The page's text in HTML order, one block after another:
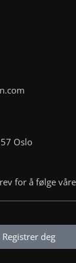
Oslo
for å følge
Registrer deg